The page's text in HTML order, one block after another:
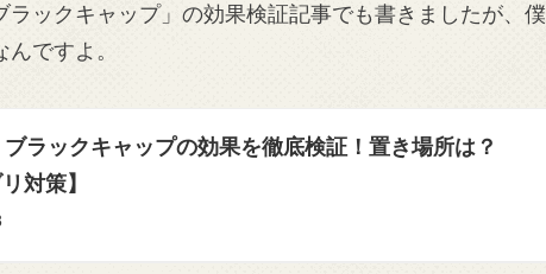
ラックキャップ」の効果検証記事でも書きましたが、僕
ですよ。
ブラックキャップの効果を徹底検証！置き場所は？
対策】